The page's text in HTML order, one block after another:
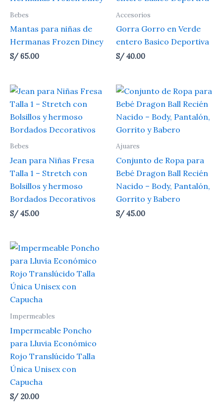
Bebes
Mantas para niñas de
Hermanas Frozen Diney
S/ 65.00
Accesorios
Gorra Gorro en Verde
entero Basico Deportiva
S/ 40.00
Bebes
Jean para Niñas Fresa
Talla 1 – Stretch con
Bolsillos y hermoso
Bordados Decorativos
S/45.00
Ajuares
Conjunto de Ropa para
Bebé Dragon Ball Recién
Nacido – Body, Pantalón,
Gorrito y Babero
S/45.00
Impermeables
Impermeable Poncho
para Lluvia Económico
Rojo Translúcido Talla
Única Unisex con
Capucha
S/20.00